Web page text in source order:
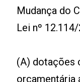
Mudança do
Lei nº
(A) dotações
orçamentária